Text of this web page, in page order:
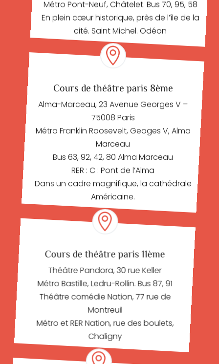
Métro Pont-Neuf, Châtelet. Bus 70, 95, 58
En plein cœur historique, près de l’île de la
cité. Saint Michel. Odéon

Cours de théâtre paris 8ème
Alma-Marceau, 23 Avenue Georges V –
75008 Paris
Métro Franklin Roosevelt, Geoges V, Alma
Marceau
Bus 63, 92, 42, 80 Alma Marceau
RER : C : Pont de l’Alma
Dans un cadre magnifique, la cathédrale
Américaine.

Cours de théâtre paris 11ème
Théâtre Pandora, 30 rue Keller
Métro Bastille, Ledru-Rollin. Bus 87, 91
Théâtre comédie Nation, 77 rue de
Montreuil
Métro et RER Nation, rue des boulets,
Chaligny